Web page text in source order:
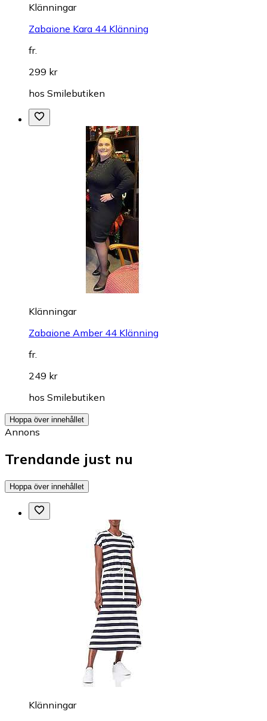
Klänningar
Zabaione Kara 44 Klänning
fr.
299 kr
hos Smilebutiken
Klänningar
Zabaione Amber 44 Klänning
fr.
249 kr
hos Smilebutiken
Hoppa över innehållet
Annons
Trendande just nu
Hoppa över innehållet
Klänningar